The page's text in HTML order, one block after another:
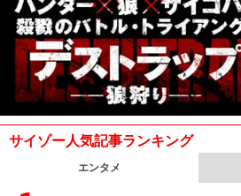
サイゾー人気記事ランキング
エンタメ